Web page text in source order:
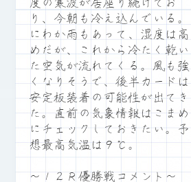
度の寒波が居座り続けてお
り、今朝も冷え込んでいる。
にわか雨もあって、湿度は高
めだが、これから冷たく乾い
た空気が流れてくる。風も強
くなりそうで、後半カードは
安定板装着の可能性が出てき
た。直前の気象情報はこまめ
にチェックしておきたい。予
想最高気温は９℃。
～１２Ｒ優勝戦コメント～